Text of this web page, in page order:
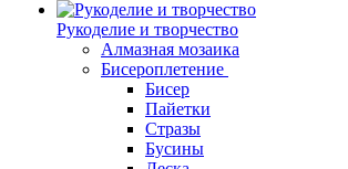
Рукоделие и творчество
Алмазная мозаика
Бисероплетение
Бисер
Пайетки
Стразы
Бусины